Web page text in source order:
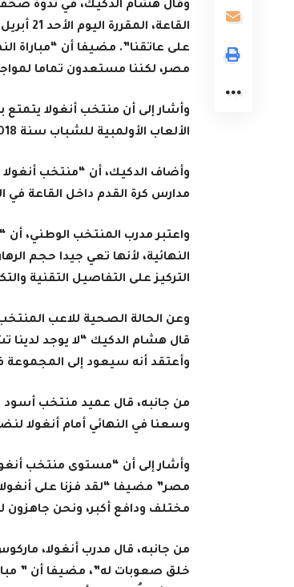
وقال هشام الدكيك، في ندوة صحفية
على عاتقنا”. مضيفا أن “مباراة
مصر، لكننا مستعدون تماما
وأشار إلى أن منتخب أنغولا
الألعاب الأولمبية للشباب سنة 2018، “مما يؤكد امتلاك هذا البلد لأساس قوي في هذه الرياضة”.
وأضاف الدكيك، أن “منتخب
مدارس كرة القدم داخل القاعة في
واعتبر مدرب المنتخب الوطني، أن
النهائية، لأنها تعي جيدا حجم
التركيز على التفاصيل التقنية
وعن الحالة الصحية للاعب
قال هشام الدكيك “لا يوجد لدينا
وأعتقد أنه سيعود إلى المجموعة
من جانبه، قال عميد منتخب أسود
وسعنا في النهائي أمام أنغولا
وأشار إلى أن “مستوى منتخب
مصر” مضيفا “لقد فزنا على
مختلف ودافع أكبر، ونحن جاهزون
من جانبه، قال مدرب أنغولا،
خلق صعوبات له”، مضيفا أن ”